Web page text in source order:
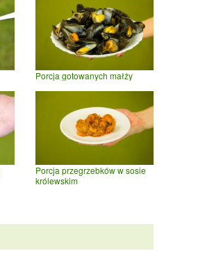
Porcja gotowanych małży
Porcja przegrzebków w sosie
królewskim